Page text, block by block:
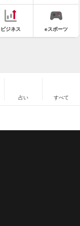
ビジネス eスポーツ
占い すべて